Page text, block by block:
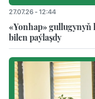
27.07.26 - 12:44
«Yonhap»
bilen paýlaşdy